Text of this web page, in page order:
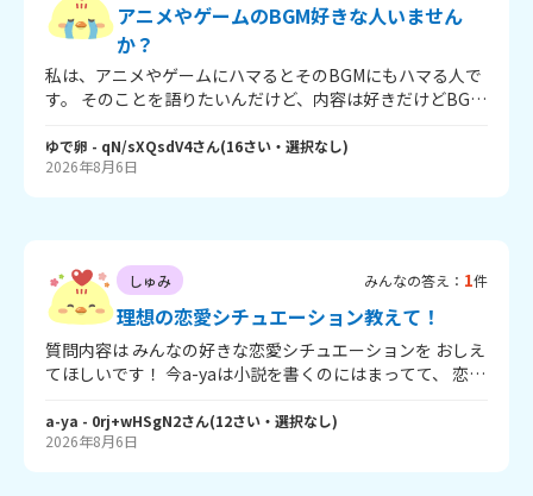
アニメやゲームのBGM好きな人いません
か？
私は、アニメやゲームにハマるとそのBGMにもハマる人で
す。 そのことを語りたいんだけど、内容は好きだけどBGM
ん、、。(涙) これから私の好きなアニメ、ゲームの好き
なBGMを紹介していくので、良かったら聞いてみて欲しい
さい！素敵な思い出がより濃密になっておすすめです！ ◯
ゲーム UNDERTALE「本物のヒーローとの戦い」
Deltarune「ルードバスター」 Omori 「Duet」
Minecraft「Alpha」 ◯アニメ 鬼滅の刃「柱集合～無限場
への誘い」 ハンターハンター「くじら島より」、「G・I
Theme」 ハイキュー‼︎「黒のチーム」 斉木楠雄のΨ難「僕
は超能力者」 SPY×FAMILY「STRIX」 など！おすすめ頂い
たら聴いてみます!
ゆで卵 - qN/sXQsdV4さん(16さい・ 選択なし)
2026年8月6日
しゅみ みんなの答え： 1件
理想の恋愛シチュエーション教えて！
質問内容は みんなの好きな恋愛シチュエーションを おしえ
てほしいです！ 今a-yaは小説を書くのにはまってて、 恋愛
がわかないんだよね、、、。。 そこでみんなの好きな恋愛
シチュエーションを 聞きたいで
a-ya - 0rj+wHSgN2さん(12さい・ 選択なし)
2026年8月6日